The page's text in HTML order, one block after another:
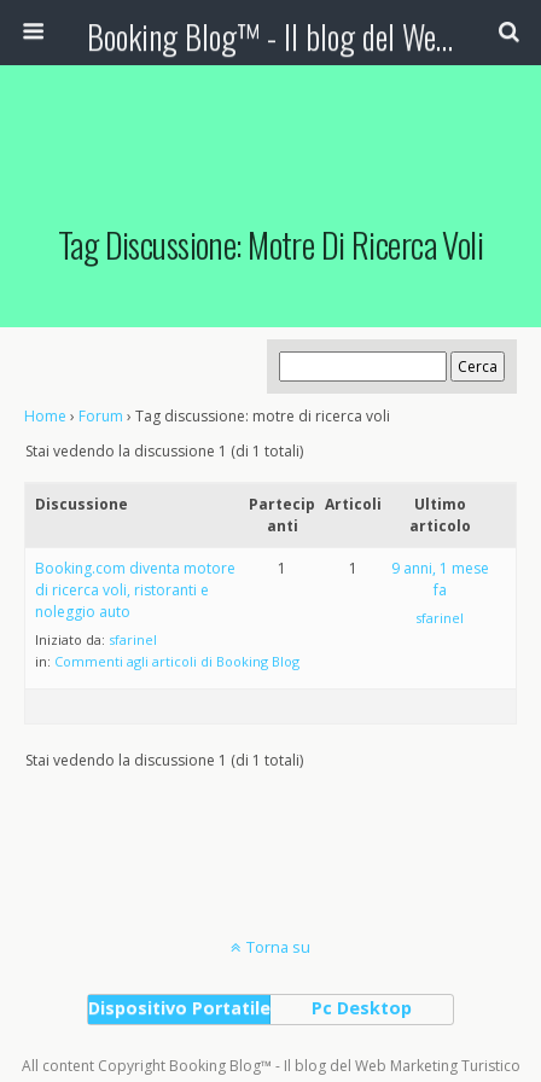
Booking Blog™ - Il blog del Web Marketing Turistico
Tag Discussione: Motre Di Ricerca Voli
Home › Forum › Tag discussione: motre di ricerca voli
Stai vedendo la discussione 1 (di 1 totali)
Discussione
Partecip
anti
Articoli
Ultimo
articolo
Booking.com diventa motore
di ricerca voli, ristoranti e
noleggio auto
Iniziato da: sfarinel
in: Commenti agli articoli di Booking Blog
1 1
9 anni, 1 mese
fa
sfarinel
Stai vedendo la discussione 1 (di 1 totali)
Torna su
Dispositivo Portatile Pc Desktop
All content Copyright Booking Blog™ - Il blog del Web Marketing Turistico